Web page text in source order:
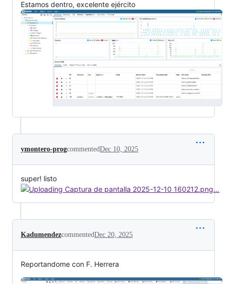
Estamos dentro, excelente ejército
ymontero-progcommentedDec 10, 2025
super! listo
KadumendezcommentedDec 20, 2025
Reportandome con F. Herrera